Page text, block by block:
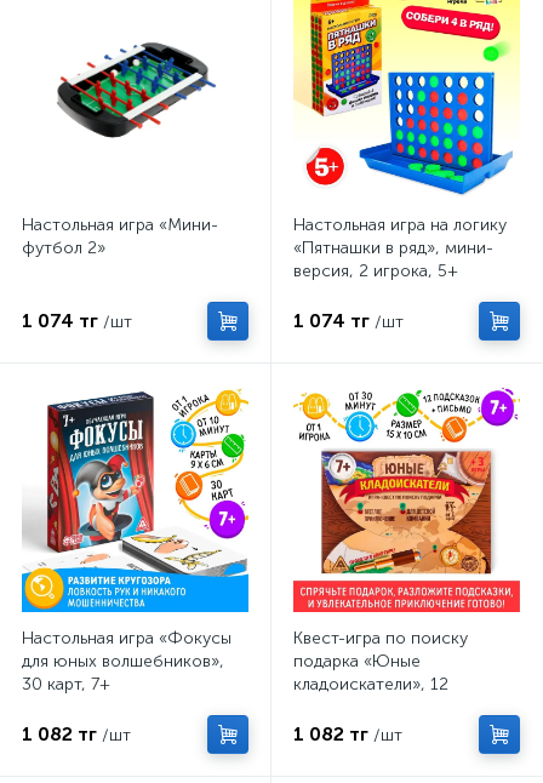
Настольная игра «Мини-
футбол 2»
1 074 тг /шт
Настольная игра на логику
«Пятнашки в ряд», мини-
версия, 2 игрока, 5+
1 074 тг /шт
Настольная игра «Фокусы
для юных волшебников»,
30 карт, 7+
1 082 тг /шт
Квест-игра по поиску
подарка «Юные
кладоискатели», 12
1 082 тг /шт